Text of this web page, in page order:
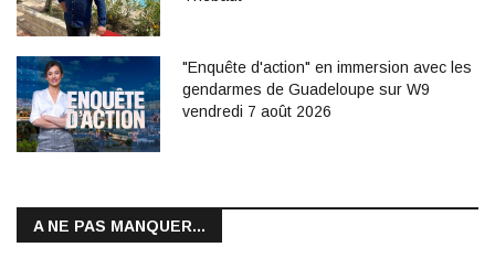
"Enquête d'action" en immersion avec les
gendarmes de Guadeloupe sur W9
vendredi 7 août 2026
A NE PAS MANQUER...